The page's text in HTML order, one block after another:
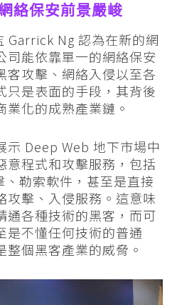
絡保安前景嚴峻
Garrick Ng 認為在新的網
司能依靠單一的網絡保安
客攻擊、網絡入侵以至各
只是表面的手段，其背後
化的成熟產業鏈。
示 Deep Web 地下市場中
意程式和攻擊服務，包括
勒索軟件，甚至是直接
攻擊、入侵服務。這意味
通各種技術的黑客，而可
是不懂任何技術的普通
整個黑客產業的威脅。